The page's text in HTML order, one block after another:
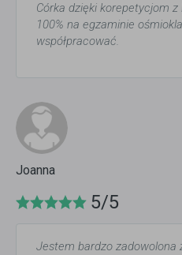
Córka dzięki korepetycjom
100% na egzaminie
współpracować.
Joanna
5/5
Jestem bardzo zadowolona